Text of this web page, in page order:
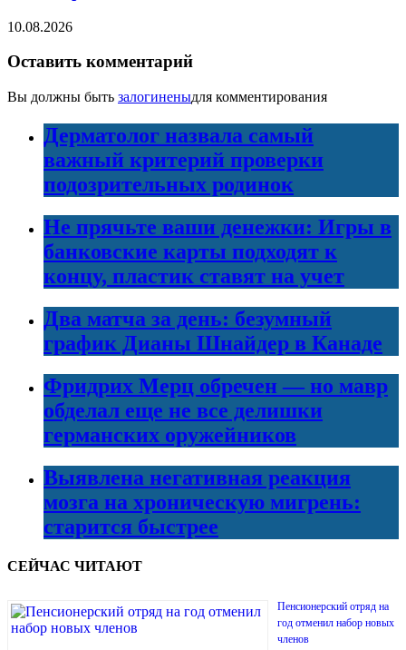
10.08.2026
Оставить комментарий
Вы должны быть залогиненыдля комментирования
Дерматолог назвала самый
важный критерий проверки
подозрительных родинок
Не прячьте ваши денежки: Игры в
банковские карты подходят к
концу, пластик ставят на учет
Два матча за день: безумный
график Дианы Шнайдер в Канаде
Фридрих Мерц обречен — но мавр
обделал еще не все делишки
германских оружейников
Выявлена негативная реакция
мозга на хроническую мигрень:
старится быстрее
СЕЙЧАС ЧИТАЮТ
Пенсионерский отряд на
год отменил набор новых
членов